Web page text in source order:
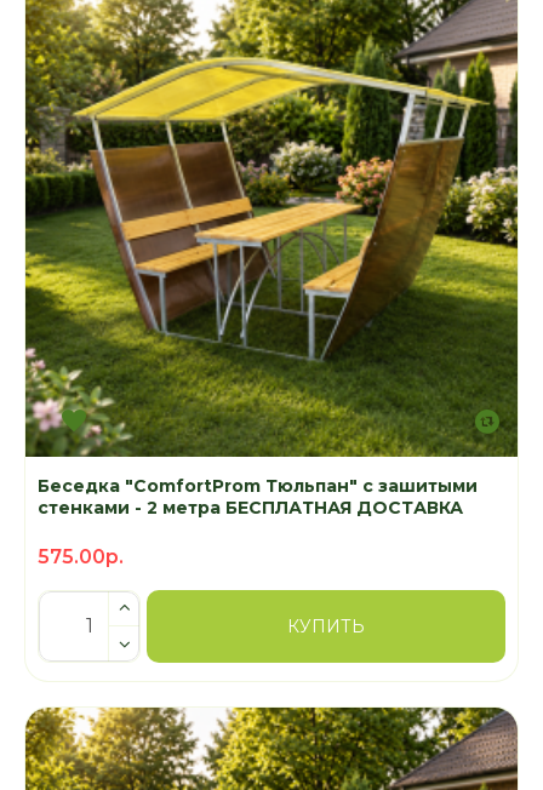
Беседка "ComfortProm Тюльпан" с зашитыми
стенками - 2 метра БЕСПЛАТНАЯ ДОСТАВКА
575.00р.
КУПИТЬ